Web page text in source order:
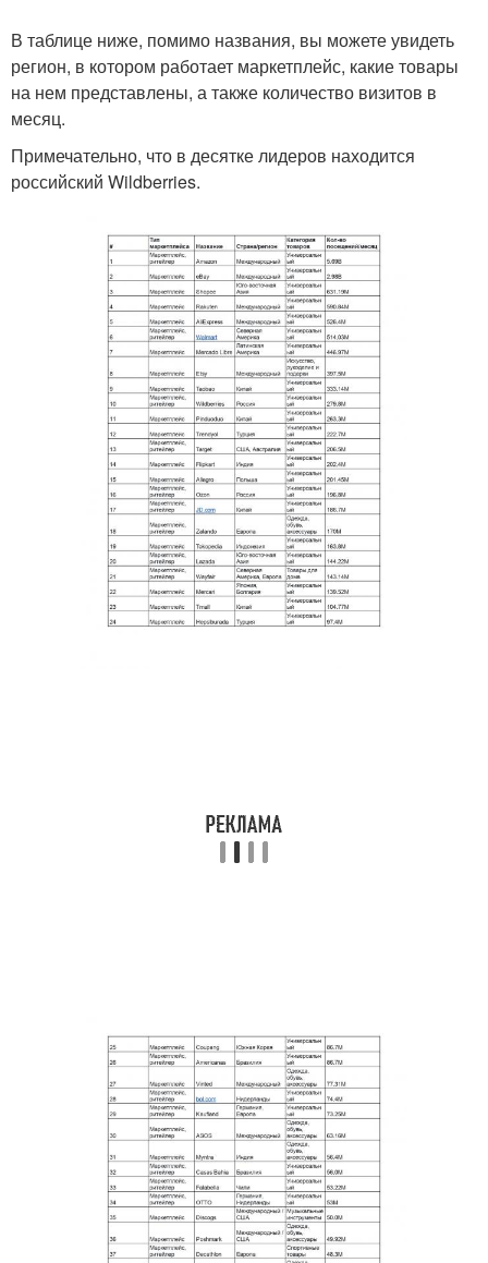
В таблице ниже, помимо названия, вы можете увидеть
регион, в котором работает маркетплейс, какие товары
на нем представлены, а также количество визитов в
месяц.
Примечательно, что в десятке лидеров находится
российский Wildberries.